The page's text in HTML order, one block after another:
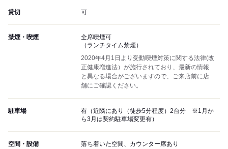
貸切 可
禁煙・喫煙
全席喫煙可
（ランチタイム禁煙）
2020年4月1日より受動喫煙対策に関する法律(改
正健康増進法）が施行されており、最新の情報
と異なる場合がございますので、ご来店前に店
舗にご確認ください。
駐車場
有（近隣にあり（徒歩5分程度）2台分 ※1月か
ら3月は契約駐車場変更有）
空間・設備 落ち着いた空間、カウンター席あり